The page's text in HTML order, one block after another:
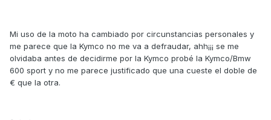
Mi uso de la moto ha cambiado por circunstancias personales y
me parece que la Kymco no me va a defraudar, ahh¡¡¡ se me
olvidaba antes de decidirme por la Kymco probé la Kymco/Bmw
600 sport y no me parece justificado que una cueste el doble de
€ que la otra.